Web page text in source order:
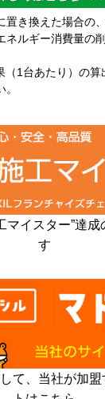
置き換えた場合の
ネルギー消費量の
（1台あたり）の算
マイスター”達
す
て、当社が加盟